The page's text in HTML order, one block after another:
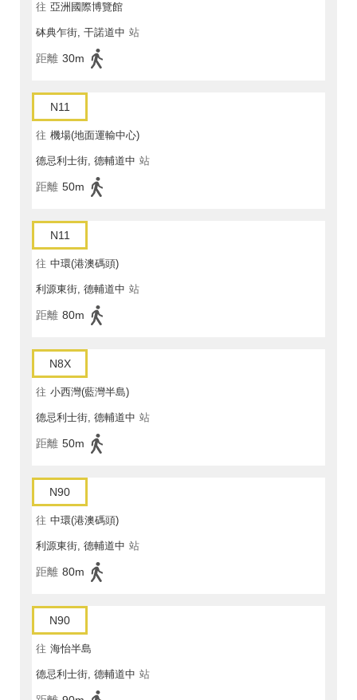
往 亞洲國際博覽館
砵典乍街, 干諾道中 站
距離 30m
N11
往 機場(地面運輸中心)
德忌利士街, 德輔道中 站
距離 50m
N11
往 中環(港澳碼頭)
利源東街, 德輔道中 站
距離 80m
N8X
往 小西灣(藍灣半島)
德忌利士街, 德輔道中 站
距離 50m
N90
往 中環(港澳碼頭)
利源東街, 德輔道中 站
距離 80m
N90
往 海怡半島
德忌利士街, 德輔道中 站